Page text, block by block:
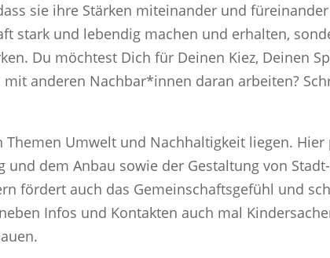
sie ihre Stärken miteinander und
stark und lebendig machen und erhalten,
Du möchtest Dich für Deinen Kiez, Deinen
anderen Nachbar*innen daran arbeiten?
Umwelt und Nachhaltigkeit liegen.
dem Anbau sowie der Gestaltung von
fördert auch das Gemeinschaftsgefühl und
Infos und Kontakten auch mal